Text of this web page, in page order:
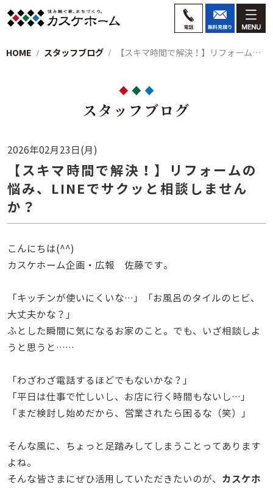
HOME スタッフブログ 【スキマ時間で解決！】リフォームの悩み、…
スタッフブログ
2026年02月23日(月)
【スキマ時間で解決！】リフォームの
悩み、LINEでサクッと相談しません
か？
こんにちは(^^)
カスケホーム企画・広報 佐藤です。
「キッチンが使いにくいな…」「お風呂のタイルのヒビ、
大丈夫かな？」
ふとした瞬間に気になるお家のこと。でも、いざ相談しよ
うと思うと……
「わざわざ電話するほどでもないかな？」
「平日は仕事で忙しいし、お店に行く時間もないし…」
「まだ検討し始めだから、営業されたら困るな（笑）」
そんな風に、ちょっと足踏みしてしまうことってあります
よね。
そんな皆さまにぜひ活用していただきたいのが、 カスケホ